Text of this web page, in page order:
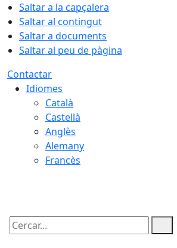
Saltar a la capçalera
Saltar al contingut
Saltar a documents
Saltar al peu de pàgina
Contactar
Idiomes
Català
Castellà
Anglès
Alemany
Francès
Cercar: